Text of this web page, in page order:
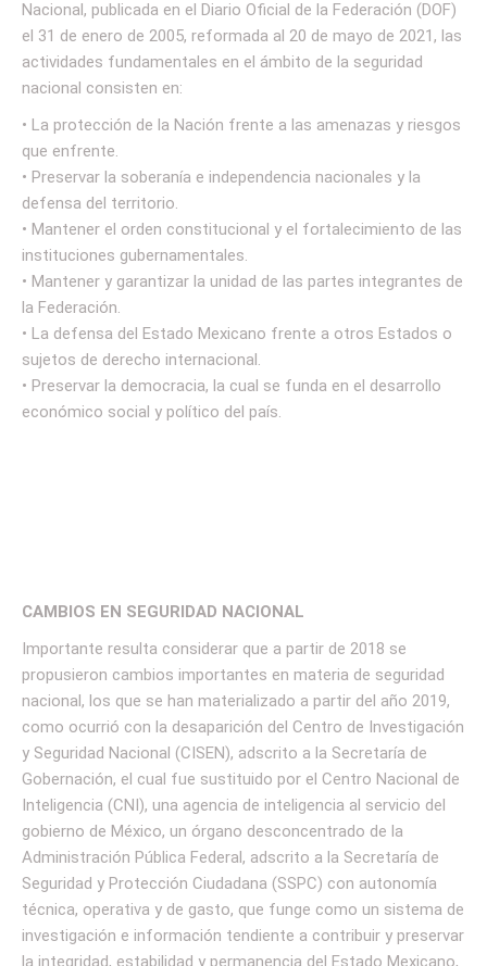
Nacional, publicada en el Diario Oficial de la Federación (DOF)
el 31 de enero de 2005, reformada al 20 de mayo de 2021, las
actividades fundamentales en el ámbito de la seguridad
nacional consisten en:
• La protección de la Nación frente a las amenazas y riesgos
que enfrente.
• Preservar la soberanía e independencia nacionales y la
defensa del territorio.
• Mantener el orden constitucional y el fortalecimiento de las
instituciones gubernamentales.
• Mantener y garantizar la unidad de las partes integrantes de
la Federación.
• La defensa del Estado Mexicano frente a otros Estados o
sujetos de derecho internacional.
• Preservar la democracia, la cual se funda en el desarrollo
económico social y político del país.
CAMBIOS EN SEGURIDAD NACIONAL
Importante resulta considerar que a partir de 2018 se
propusieron cambios importantes en materia de seguridad
nacional, los que se han materializado a partir del año 2019,
como ocurrió con la desaparición del Centro de Investigación
y Seguridad Nacional (CISEN), adscrito a la Secretaría de
Gobernación, el cual fue sustituido por el Centro Nacional de
Inteligencia (CNI), una agencia de inteligencia al servicio del
gobierno de México, un órgano desconcentrado de la
Administración Pública Federal, adscrito a la Secretaría de
Seguridad y Protección Ciudadana (SSPC) con autonomía
técnica, operativa y de gasto, que funge como un sistema de
investigación e información tendiente a contribuir y preservar
la integridad, estabilidad y permanencia del Estado Mexicano,